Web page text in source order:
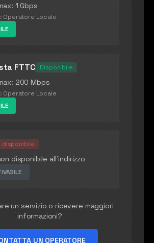
1 Gbps
Operatore Locale
FTTC Disponibile
200 Mbps
Operatore Locale
disponibile
disponibile all'indirizzo
un servizio o ricevere maggiori
informazioni?
UN OPERATORE